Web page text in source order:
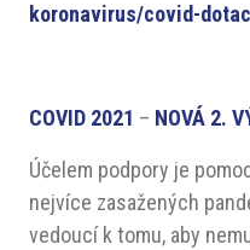
koronavirus/covid-
COVID 2021 – NOVÁ 2.
Účelem podpory je
nejvíce zasažených
vedoucí k tomu, aby